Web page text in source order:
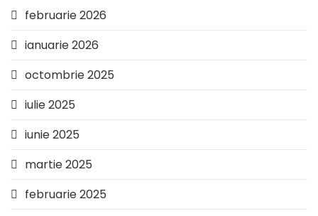
februarie 2026
ianuarie 2026
octombrie 2025
iulie 2025
iunie 2025
martie 2025
februarie 2025